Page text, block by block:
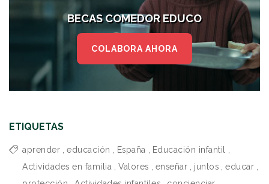
BECAS COMEDOR EDUCO
COLABORA AHORA
ETIQUETAS
aprender educación España Educación infantil
Actividades en familia
Valores enseñar juntos educar